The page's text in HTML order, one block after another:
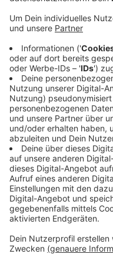
Der 1.FC Kaan-
SV Rödinghausen
Tabellendritten
0:1 und waren damit
sah Zlatko Muhovic in
Tätlichkeit die rote
Kaan in einem
Lippstadt und
weiter Chancen auf
Anzeige